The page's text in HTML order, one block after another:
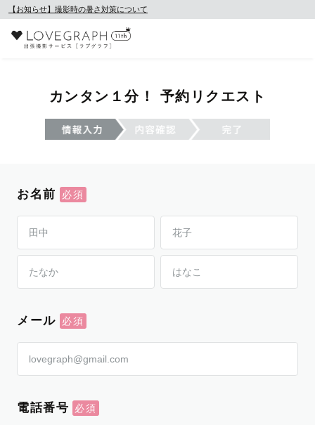
【お知らせ】撮影時の暑さ対策について
カンタン１分！ 予約リクエスト
お名前
メール
電話番号